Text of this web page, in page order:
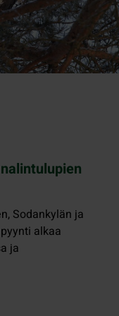
Sodankylän ja
alkaa
ja